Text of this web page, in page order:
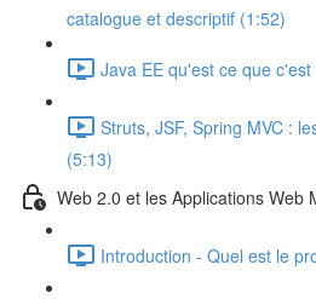
catalogue et descriptif (1:52)
Java EE qu'est ce que
Struts, JSF, Spring MVC :
(5:13)
Web 2.0 et les Applications Web
Introduction - Quel est le